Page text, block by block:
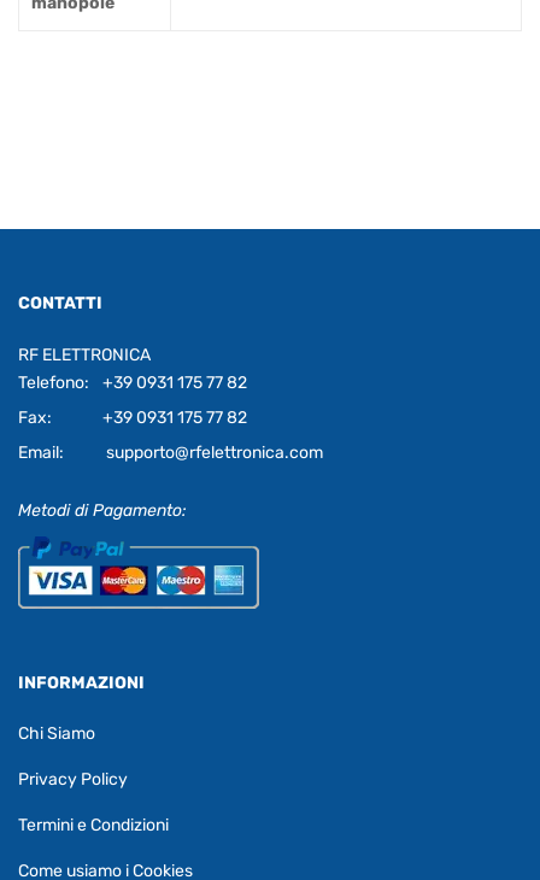
CONTATTI
RF ELETTRONICA
Telefono:
+39 0931 175 77 82
Fax:
+39 0931 175 77 82
Email:
supporto@rfelettronica.com
Metodi di Pagamento:
INFORMAZIONI
Chi Siamo
Privacy Policy
Termini e Condizioni
Come usiamo i Cookies